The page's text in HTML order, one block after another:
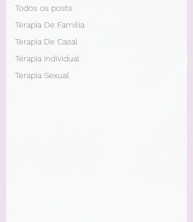
Todos os posts
Terapia De Família
Terapia De Casal
Terapia Individual
Terapia Sexual